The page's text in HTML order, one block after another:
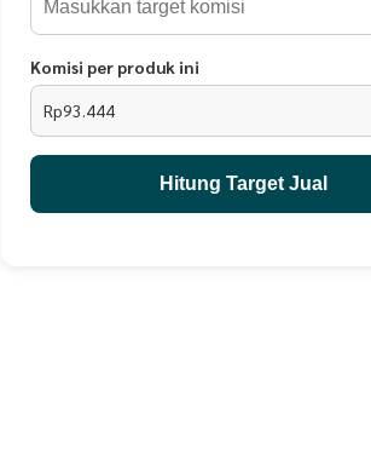
1 kg muat 2 pcs
Detail Ukuran :
Ukuran M (Perkiraan usia 3 - 6 tahun)
*Maksimal tinggi badan anak 100 cm
Panjang Depan Atasan : 80 cm
Panjang Belakang Atasan : 90 cm
Panjang Rok : 85 cm
Komisi per produk ini
Rp93.444
Hitung Target Jual